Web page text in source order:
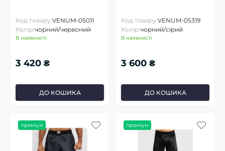
Код товару:VENUM-05011
Колір:чорний/червоний
В наявності
3 420 ₴
ДО КОШИКА
Код товару:VENUM-05319
Колір:чорний/сірий
В наявності
3 600 ₴
ДО КОШИКА
преміум преміум